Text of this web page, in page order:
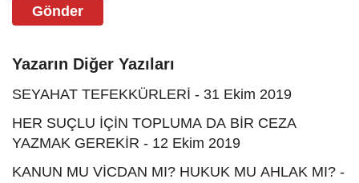
Gönder
Yazarın Diğer Yazıları
SEYAHAT TEFEKKÜRLERİ - 31 Ekim 2019
HER SUÇLU İÇİN TOPLUMA DA BİR CEZA
YAZMAK GEREKİR - 12 Ekim 2019
KANUN MU VİCDAN MI? HUKUK MU AHLAK MI? -